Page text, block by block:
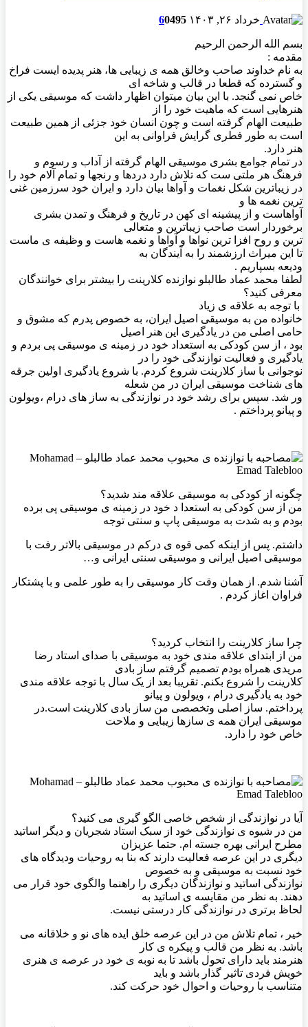
خرداد ۲۶, ۱۴۰۳ 60495
بسم الله الرحمن الرحیم
مقدمه :
به نام خداوند صاحب وخالق همه ی زیبایی ها، هنر پدیده ایست فراخ
و گسترده که قطعا در قالب و شاخه ای
خاص نمی گنجد. با این بیان میتوان اظهار داشت که موسیقی یکی از
هنرهایی است که ماهیت خود را از
طبیعت الهام گرفته است و چون انسان خود جزئی از همین طبیعت
است به طور فطری گرایش فراوانی به این
هنر دارد.
در تمام جوامع بشری موسیقی الهام گرفته از آداب و رسوم و
فرهنگ هر ملتی ست که تلاش دارد دردها و رنجها و تمام آلام خود را
در زیباترین شکل نغمات و آواها بیان دارد و ایران خود سرزمین غنی
ترین نغمه ها و
آواهاست و از پیشینه ای کهن در تاریخ و فرهنگ و تمدن بشری
برخوردار است صاحب زیباترین و متعالی
ترین و روح افزا ترین نواها و آواها و نغمه هاست و وظیفه ی ماست
تا این میراث ارزشمند را به آیندگان به
ودیعه بسپاریم .
لطفا محمد عماد طالبلو نوازنده کلارینت را بیشتر برای خوانندگان
معرفی کنید؟
با توجه به علاقه ی زیاد
خانواده من به موسیقی اصیل ایران، به خصوص پدرم که مشوق و
حامی اصلی من در یادگیری این هنر اصیل
بود ، از سن کودکی به استعداد خود در زمینه ی موسیقی پی بردم و
یادگیری و فعالیت نوازندگی خود را در
نوجوانی با ساز کلارینت شروع کردم. با شروع یادگیری اولین جرقه
های شناخت موسیقی ایران در من شعله
ور شد. سپس برای رشد خود در نوازندگی به ساز های درام ،ویولون
و پیانو پرداختم .
چگونه از کودکی به موسیقی علاقه مند شدید؟
من از سن کودکی به استعدا د خود در زمینه ی موسیقی پی برده
بودم و به شدت به موسیقی پاپ و سنتی توجه
داشتم. پس از اینکه کمی قوه ی درکم در موسیقی بالاتر رفت با
موسیقی اصیل ایرانی و موسیقی سنتی ایرانی و…
آشنا شدم. از همان وقت کار موسیقی را به طور علمی و با پشتکار
فراوان اغاز کردم .
چرا ساز کلارینت را انتخاب کردید؟
من از ابتدای علاقه مندی خود به موسیقی با صدای استاد رضا
مریدی همراه بودم تصمیم گرفتم ساز بادی
کلارینت را شروع بکنم. تقریبا بعد از یک سال با توجه علاقه مندی
خود به یادگیری درام ، ویولون و پیانو
پرداختم. ساز اصلی وتخصصی من ساز بادی کلارینت است.در
موسیقی ایران همه ی سازها زیبایی و ملاحت
خاص خود را دارد.
آیا در نوازندگی از شخص خاصی الگو گیری می کنید؟
من در شیوه ی نوازندگی خود از سبک استاد شجریان و دیگر اساتید
مطرح ایرانی بهره جسته ام. حتما عزیزان
دیگری در این عرصه فعالیت دارند که بنا به روحیات ودیدگاه های
خود نسبت به موسیقی و به خصوص
نوازندگی اساتید و نوازندگان دیگری را راهنما والگوی خود قرار می
دهند. به نظر من مقایسه ی اساتید به
لحاظ برتری در نوازندگی کار درستی نیست.
خیر ، تمام تلاش من در این عرصه خلق ایده های نو و خلاقانه می
باشد. به نظر من قالب و پیکره ی کار
هنرمند باید دارای تحول باشد تا به نوبه ی خود در عرصه ی هنری
خویش فردی تاثیر گذار باشد و باید
متناسب با روحیات و احوال خود حرکت کند.